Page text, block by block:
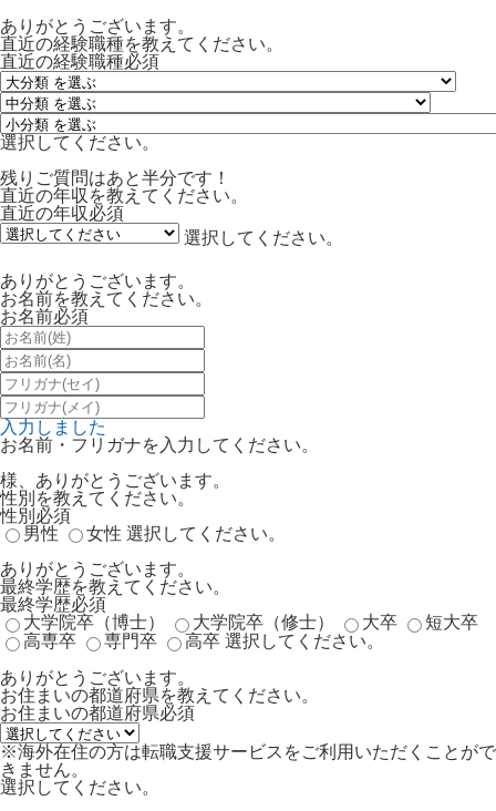
ありがとうございます。
直近の経験職種を教えてください。
直近の経験職種必須
選択してください。
残りご質問はあと半分です！
直近の年収を教えてください。
直近の年収必須
選択してください。
ありがとうございます。
お名前を教えてください。
お名前必須
入力しました
お名前・フリガナを入力してください。
様、ありがとうございます。
性別を教えてください。
性別 必須
男性
女性 選択してください。
ありがとうございます。
最終学歴を教えてください。
最終学歴必須
大学院卒（博士）
大学院卒（修士） 大卒
短大卒
高専卒
専門卒 高卒 選択してください。
ありがとうございます。
お住まいの都道府県を教えてください。
お住まいの都道府県必須
※海外在住の方は転職支援サービスをご利用いただくことがで
きません。
選択してください。